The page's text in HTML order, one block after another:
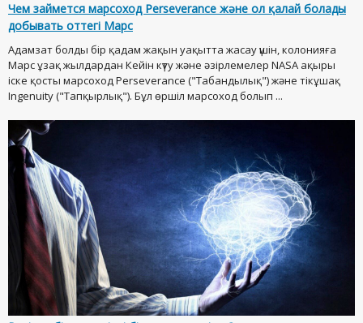
Чем займется марсоход Perseverance және ол қалай болады
добывать оттегі Марс
Адамзат болды бір қадам жақын уақытта жасау үшін, колонияға
Марс ұзақ жылдардан Кейін күту және әзірлемелер NASA ақыры
іске қосты марсоход Perseverance ("Табандылық") және тікұшақ
Ingenuity ("Тапқырлық"). Бұл өршіл марсоход болып ...